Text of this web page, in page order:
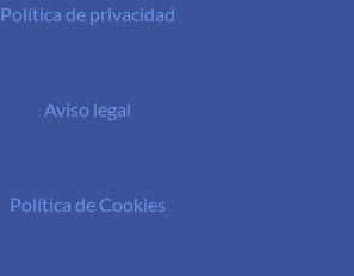
Política de privacidad
Aviso legal
Política de Cookies